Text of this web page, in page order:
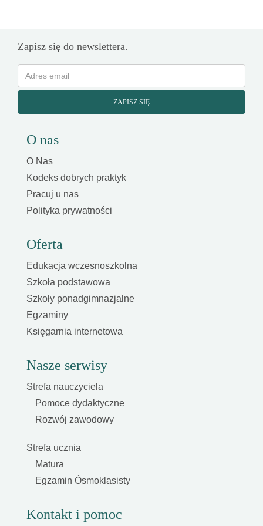
Zapisz się do newslettera.
ZAPISZ SIĘ
O nas
O Nas
Kodeks dobrych praktyk
Pracuj u nas
Polityka prywatności
Oferta
Edukacja wczesnoszkolna
Szkoła podstawowa
Szkoły ponadgimnazjalne
Egzaminy
Księgarnia internetowa
Nasze serwisy
Strefa nauczyciela
Pomoce dydaktyczne
Rozwój zawodowy
Strefa ucznia
Matura
Egzamin Ósmoklasisty
Kontakt i pomoc